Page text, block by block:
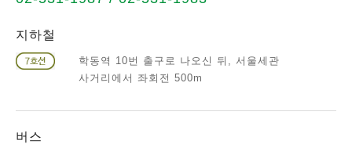
지하철
학동역 10번 출구로 나오신 뒤, 서울세관
사거리에서 좌회전 500m
버스